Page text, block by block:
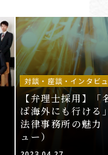
対談・座談・インタビ
【弁理士採用】「
ば海外にも行け
法律事務所の魅力
ュー）